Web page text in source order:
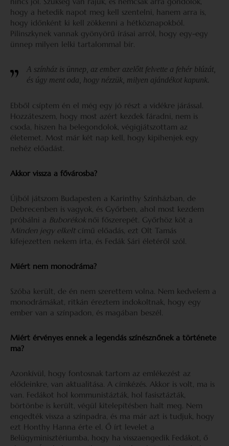
hogy a hetedik napot meg kell szentelni, hanem arra is,
hogy időnként ki kell zökkenni a hétköznapokból.
Pilinszkynek vannak gyönyörű írásai arról, hogy egy-egy
ünnep milyen lelki tartalommal bír.
A színház is ünnep, az ember azelőtt felvette a fehér blúzát,
és úgy ment oda, hogy nézzük, milyen ajándékot kapunk.
Ebből csíptem én el még egy jó részt a vidékre járással.
Hozzáteszem, hogy most azért kezdek fáradni, nem is
csoda, hiszen ha belegondolok, végigjátszottam az
életemet. Most már két nap kell, hogy kipihenjek egy
nehéz előadást.
Akkor vissza a fővárosba?
Újból játszom Budapesten a Karinthy Színházban, de
Debrecenben is vagyok, és Győrben, ahol most kezdem
próbálni a Buborékok női főszerepét. Győrhöz köt a
Minden jegy elkelt című előadás, ezt Olt Tamás
kifejezetten nekem írta, és Fedák Sári életéről szól.
Miért nem monodráma?
Szóba került, de én nem szerettem volna. Nem kedvelem a
monodrámákat, ritkán éreztem indokoltnak, hogy egy
ember van a színpadon, és magában beszél.
Miért érvényes ennek a legendás színésznőnek a története
ma?
Azonkívül, hogy fontosnak tartom az emlékezést az
elődeinkre, van aktualitása. A címkézés. Akkor is volt, ma is
van. Fedákot hol kommunistázták, hol fasisztázták,
börtönbe is került, végül kitelepítésben halt meg. Nem
engedték vissza a színpadra, és ma már azt is tudjuk, hogy
ezt Honthy Hanna érte el. Ő írt levelet a
Belügyminisztériumba, hogy ha visszaengedik Fedákot, ő